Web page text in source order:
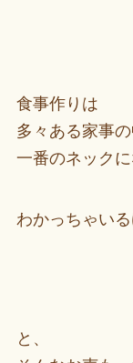
食事作りは
多々ある家事
一番のネック
わかっちゃい
と、